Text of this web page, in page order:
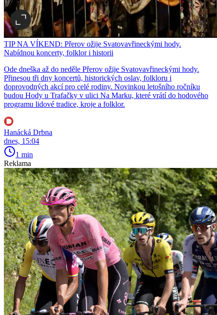
TIP NA VÍKEND: Přerov ožije Svatovavřineckými hody.
Nabídnou koncerty, folklor i historii
Ode dneška až do neděle Přerov ožije Svatovavřineckými hody.
Přinesou tři dny koncertů, historických oslav, folkloru i
doprovodných akcí pro celé rodiny. Novinkou letošního ročníku
budou Hody u Trafačky v ulici Na Marku, které vrátí do hodového
programu lidové tradice, kroje a folklor.
Hanácká Drbna
dnes, 15:04
1 min
Reklama